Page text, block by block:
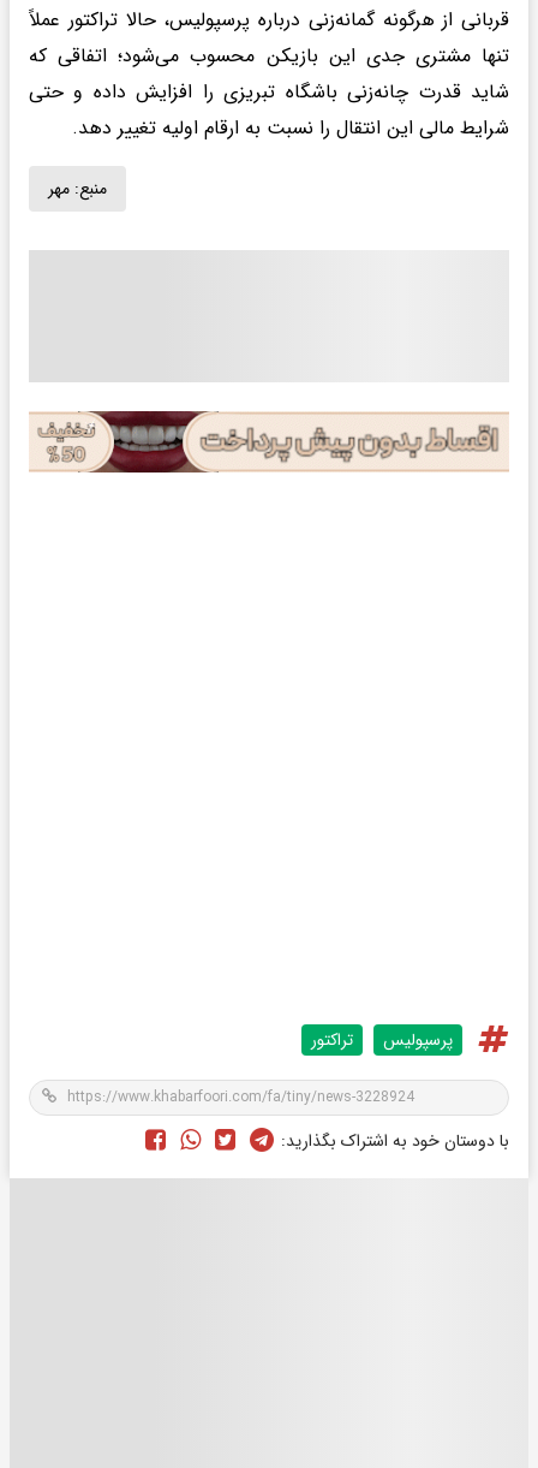
قربانی از هرگونه گمانه‌زنی درباره پرسپولیس، حالا تراکتور عملاً
تنها مشتری جدی این بازیکن محسوب می‌شود؛ اتفاقی که
شاید قدرت چانه‌زنی باشگاه تبریزی را افزایش داده و حتی
شرایط مالی این انتقال را نسبت به ارقام اولیه تغییر دهد.
منبع: مهر
پرسپوليس تراکتور
با دوستان خود به اشتراک بگذارید: